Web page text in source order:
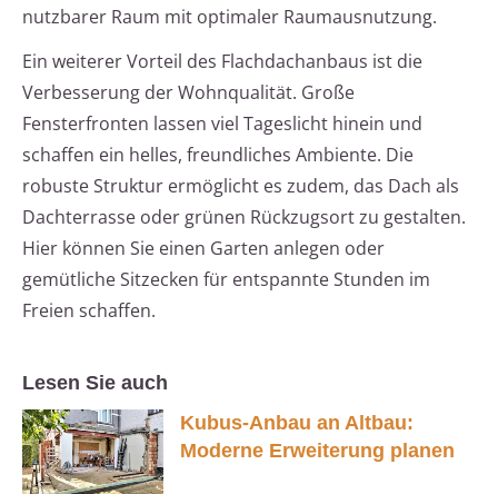
nutzbarer Raum mit optimaler Raumausnutzung.
Ein weiterer Vorteil des Flachdachanbaus ist die
Verbesserung der Wohnqualität. Große
Fensterfronten lassen viel Tageslicht hinein und
schaffen ein helles, freundliches Ambiente. Die
robuste Struktur ermöglicht es zudem, das Dach als
Dachterrasse oder grünen Rückzugsort zu gestalten.
Hier können Sie einen Garten anlegen oder
gemütliche Sitzecken für entspannte Stunden im
Freien schaffen.
Lesen Sie auch
Kubus-Anbau an Altbau:
Moderne Erweiterung planen